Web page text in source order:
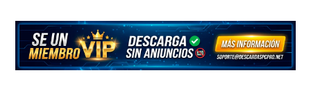
e
b
o
se
n
g
at
s
A
e
gr
a
ai
l
m
p
ar